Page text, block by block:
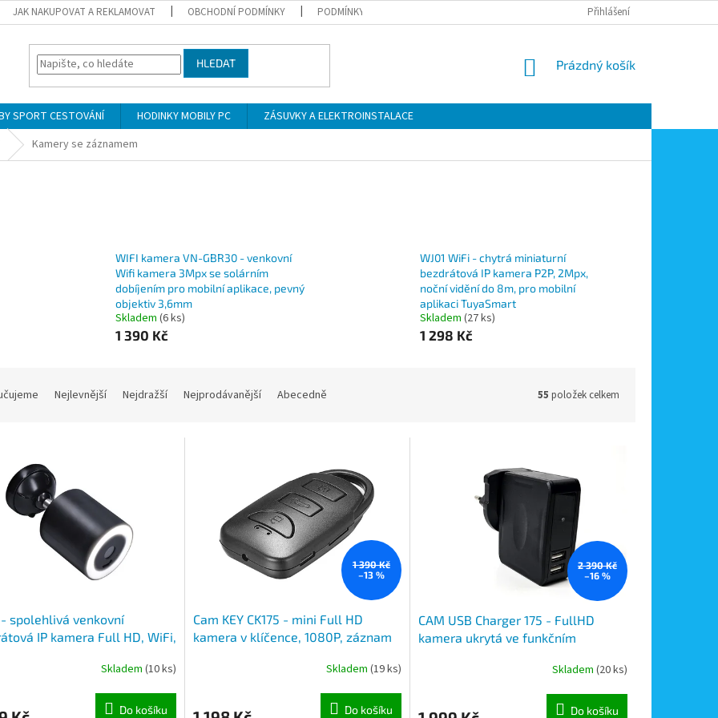
JAK NAKUPOVAT A REKLAMOVAT OBCHODNÍ PODMÍNKY PODMÍNKY OCHRANY OSOBNÍCH ÚDAJŮ MOJE OBJEDNÁVKA
Přihlášení
HLEDAT
NÁKUPNÍ
Prázdný košík
SPORT CESTOVÁNÍ HODINKY MOBILY PC
ZÁSUVKY A ELEKTROINSTALACE
Kamery se záznamem
WIFI kamera VN-GBR30 - venkovní
Wifi kamera 3Mpx se solárním
dobíjením pro mobilní aplikace, pevný
objektiv 3,6mm
Skladem(6 ks)
1 390 Kč
WJ01 WiFi - chytrá miniaturní
bezdrátová IP kamera P2P, 2Mpx,
noční vidění do 8m, pro mobilní
aplikaci TuyaSmart
Skladem (27 ks)
1 298 Kč
Nejlevnější Nejdražší Nejprodávanější Abecedně 55 položek celkem
spolehlivá venkovní
IP kamera Full HD, WiFi,
Skladem (10 ks)
Do košíku
1 390 Kč
–13 %
Cam KEY CK175 - mini Full HD
kamera v klíčence, 1080P, záznam
Skladem (19 ks)
Do košíku
2 390 Kč
–16 %
CAM USB Charger 175 - FullHD
kamera ukrytá ve funkčním
Skladem (20 ks)
Do košíku